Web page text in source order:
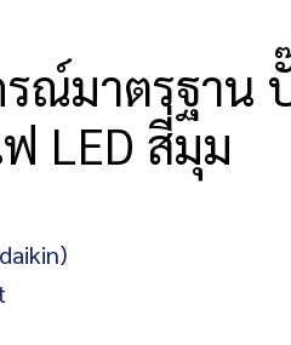
ณ์มาตรฐาน
LED สี่มุม